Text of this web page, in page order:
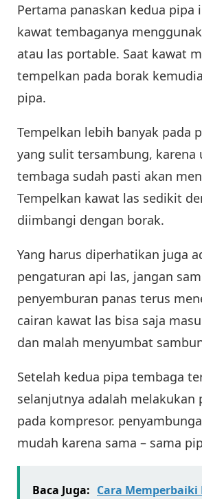
Pertama panaskan kedua pipa
kawat tembaganya
atau las portable. Saat kawat
tempelkan pada borak
pipa.
Tempelkan lebih banyak pada
yang sulit tersambung, karena
tembaga sudah pasti akan
Tempelkan kawat las sedikit
diimbangi dengan borak.
Yang harus diperhatikan juga
pengaturan api las, jangan
penyemburan panas terus
cairan kawat las bisa saja
dan malah menyumbat
Setelah kedua pipa tembaga
selanjutnya adalah melakukan
pada kompresor.
mudah karena sama – sama
Baca Juga: Cara Memperbaiki